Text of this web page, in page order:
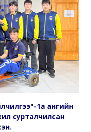
1а ангийн
сурталчилсан